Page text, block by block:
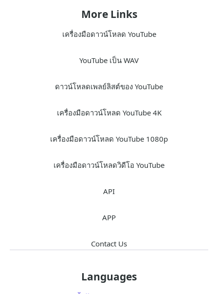
More Links
เครื่องมือดาวน์โหลด YouTube
YouTube เป็น WAV
ดาวน์โหลดเพลย์ลิสต์ของ YouTube
เครื่องมือดาวน์โหลด YouTube 4K
เครื่องมือดาวน์โหลด YouTube 1080p
เครื่องมือดาวน์โหลดวิดีโอ YouTube
API
APP
Contact Us
Languages